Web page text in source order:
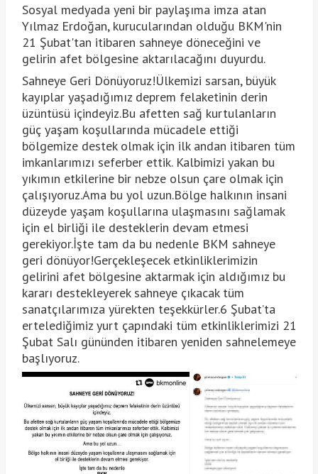
Sosyal medyada yeni bir paylaşıma imza atan
Yılmaz Erdoğan, kurucularından olduğu BKM'nin
21 Şubat'tan itibaren sahneye döneceğini ve
gelirin afet bölgesine aktarılacağını duyurdu.
Sahneye Geri Dönüyoruz!Ülkemizi sarsan, büyük
kayıplar yaşadığımız deprem felaketinin derin
üzüntüsü içindeyiz.Bu afetten sağ kurtulanların
güç yaşam koşullarında mücadele ettiği
bölgemize destek olmak için ilk andan itibaren tüm
imkanlarımızı seferber ettik. Kalbimizi yakan bu
yıkımın etkilerine bir nebze olsun çare olmak için
çalışıyoruz.Ama bu yol uzun.Bölge halkının insani
düzeyde yaşam koşullarına ulaşmasını sağlamak
için el birliği ile desteklerin devam etmesi
gerekiyor.İşte tam da bu nedenle BKM sahneye
geri dönüyor!Gerçekleşecek etkinliklerimizin
gelirini afet bölgesine aktarmak için aldığımız bu
kararı destekleyerek sahneye çıkacak tüm
sanatçılarımıza yürekten teşekkürler.6 Şubat’ta
ertelediğimiz yurt çapındaki tüm etkinliklerimizi 21
Şubat Salı gününden itibaren yeniden sahnelemeye
başlıyoruz.